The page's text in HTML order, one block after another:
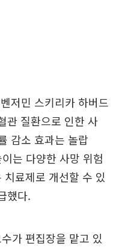
저민 스키리카 하버드
관 질환으로 인한 사
감소 효과는 놀랍
는 다양한 사망 위험
료제로 개선할 수 있
했다.
가 편집장을 맡고 있